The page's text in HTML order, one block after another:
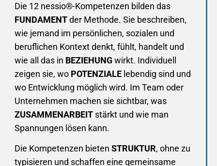
Die 12 nessio®-Kompetenzen bilden das
FUNDAMENTder Methode. Sie beschreiben,
wie jemand im persönlichen, sozialen und
beruflichen Kontext denkt, fühlt, handelt und
wie all das in BEZIEHUNGwirkt. Individuell
zeigen sie, wo POTENZIALE lebendig sind und
wo Entwicklung möglich wird. Im Team oder
Unternehmen machen sie sichtbar, was
ZUSAMMENARBEIT stärkt und wie man
Spannungen lösen kann.
Die Kompetenzen bieten STRUKTUR, ohne zu
typisieren und schaffen eine gemeinsame